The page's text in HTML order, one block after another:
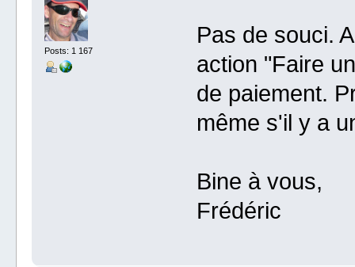
Posts: 1 167
Pas de souci.
action "Faire
de paiement.
même s'il y a
Bine à vous,
Frédéric